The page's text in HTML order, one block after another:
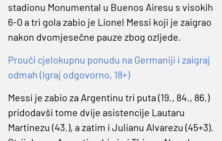
stadionu Monumental u Buenos Airesu s visokih
6-0 a tri gola zabio je Lionel Messi koji je zaigrao
nakon dvomjesečne pauze zbog ozljede.
Prouči cjelokupnu ponudu na Germaniji i zaigraj
odmah (Igraj odgovorno, 18+)
Messi je zabio za Argentinu tri puta (19., 84., 86.)
pridodavši tome dvije asistencije Lautaru
Martinezu (43.), a zatim i Julianu Alvarezu (45+3).